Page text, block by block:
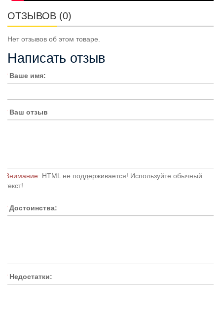
ОТЗЫВОВ (0)
Нет отзывов об этом товаре.
Написать отзыв
Ваше имя:
Ваш отзыв
Внимание: HTML не поддерживается! Используйте обычный
текст!
Достоинства:
Недостатки: